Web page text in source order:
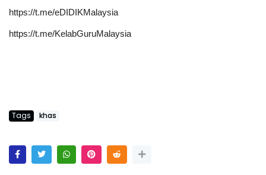
https://t.me/eDIDIKMalaysia
https://t.me/KelabGuruMalaysia
Tags khas